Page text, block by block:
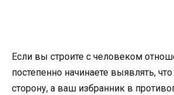
Если вы строите с человеком
постепенно начинаете выявлять,
сторону, а ваш избранник в